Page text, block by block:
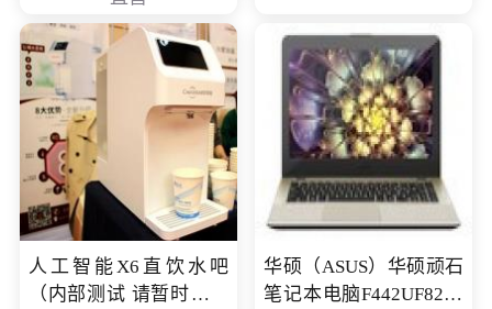
人工智能X6直饮水吧
（内部测试 请暂时不要
华硕（ASUS）华硕顽石
笔记本电脑F442UF8250